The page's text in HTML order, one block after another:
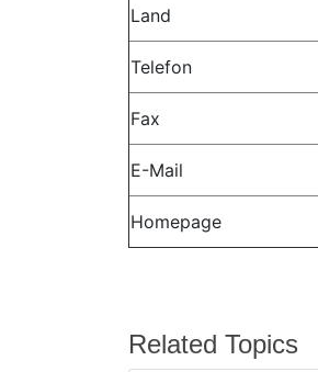
Land
Telefon
Fax
E-Mail
Homepage
Related Topics